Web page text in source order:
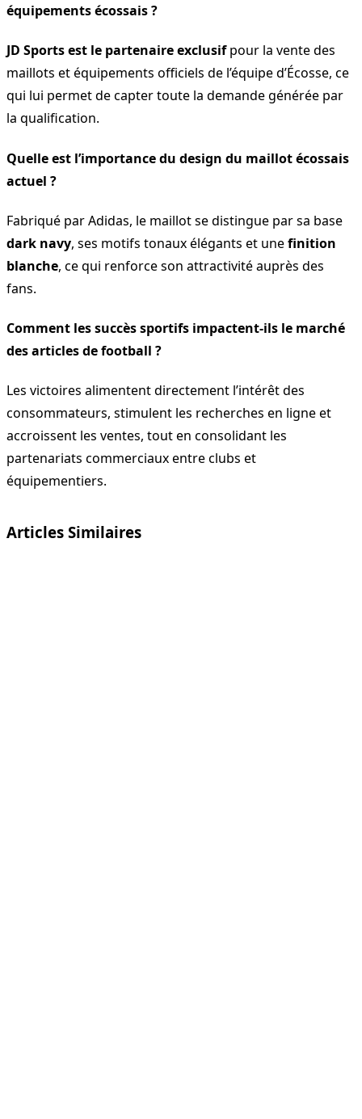
équipements écossais ?
JD Sports est le partenaire exclusifpour la vente des
maillots et équipements officiels de l’équipe d’Écosse, ce
qui lui permet de capter toute la demande générée par
la qualification.
Quelle est l’importance du design du maillot écossais
actuel ?
Fabriqué par Adidas, le maillot se distingue par sa base
dark navy, ses motifs tonaux élégants et unefinition
blanche, ce qui renforce son attractivité auprès des
fans.
Comment les succès sportifs impactent-ils le marché
des articles de football ?
Les victoires alimentent directement l’intérêt des
consommateurs, stimulent les recherches en ligne et
accroissent les ventes, tout en consolidant les
partenariats commerciaux entre clubs et
équipementiers.
Articles Similaires